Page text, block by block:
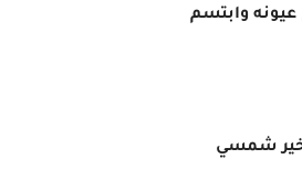
وابتسم
شمسي